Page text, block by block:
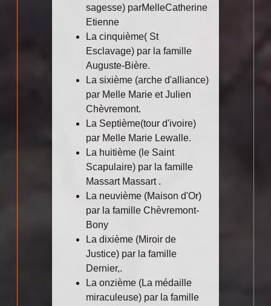
sagesse) parMelleCatherine
Etienne
La cinquième( St
Esclavage) par la famille
Auguste-Bière.
La sixième (arche d'alliance)
par Melle Marie et Julien
Chèvremont.
La Septième(tour d'ivoire)
par Melle Marie Lewalle.
La huitième (le Saint
Scapulaire) par la famille
Massart Massart .
La neuvième (Maison d'Or)
par la famille Chèvremont-
Bony
La dixième (Miroir de
Justice) par la famille
Dernier,.
La onzième (La médaille
miraculeuse) par la famille